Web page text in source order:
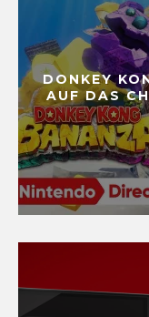
DONKEY
AUF DAS